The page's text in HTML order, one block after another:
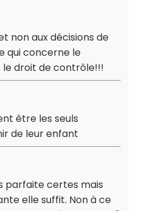
non aux décisions de
qui concerne le
le droit de contrôle!!!
être les seuls
de leur enfant
parfaite certes mais
elle suffit. Non à ce